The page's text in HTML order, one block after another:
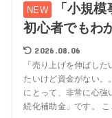
「小規
初心者でもわ
2026.08.06
「売り上げを伸ばし
たいけど資金がない。
にとって、非常に心強
続化補助金」です。 こ